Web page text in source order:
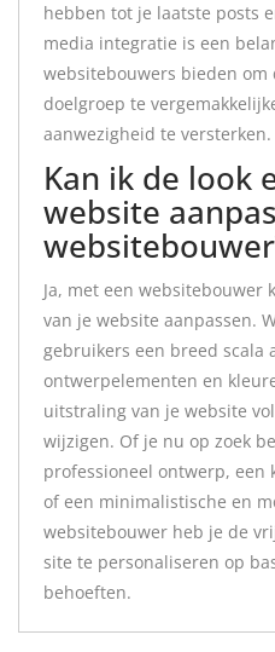
hebben tot je laatste posts
media integratie is een
websitebouwers bieden
doelgroep te
aanwezigheid te versterken.
Kan ik de look
website
Ja, met een websitebouwer
van je website aanpassen.
gebruikers een breed scala
ontwerpelementen en
uitstraling van je website
wijzigen. Of je nu op zoek
professioneel ontwerp,
of een minimalistische en
websitebouwer heb je de
site te personaliseren op
behoeften.